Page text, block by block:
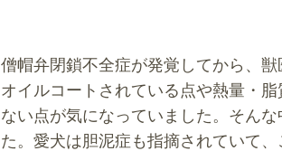
僧帽弁閉鎖不全症が発覚してから、
オイルコートされている点や熱量・
ない点が気になっていました。そん
た。愛犬は胆泥症も指摘されていて